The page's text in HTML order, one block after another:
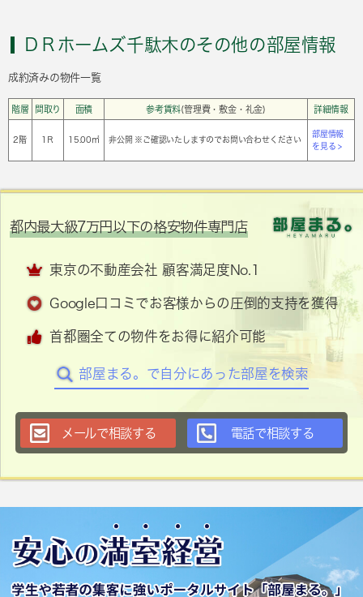
ＤＲホームズ千駄木のその他の部屋情報
成約済みの物件一覧
階層 間取り 面積 参考賃料(管理費・敷金・礼金) 詳細情報
2階 1Ｒ 15.00㎡ 非公開 ※ご確認いたしますのでお問い合わせください
部屋情報
を見る >
都内最大級7万円以下の格安物件専門店
東京の不動産会社 顧客満足度No.1
Google口コミでお客様からの圧倒的支持を獲得
首都圏全ての物件をお得に紹介可能
部屋まる。で自分にあった部屋を検索
メールで相談する 電話で相談する